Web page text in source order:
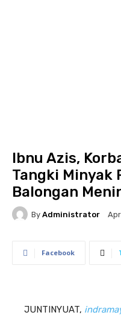
Ibnu Azis,
Tangki Minyak
Balongan
By Administrator
Facebook
JUNTINYUAT,